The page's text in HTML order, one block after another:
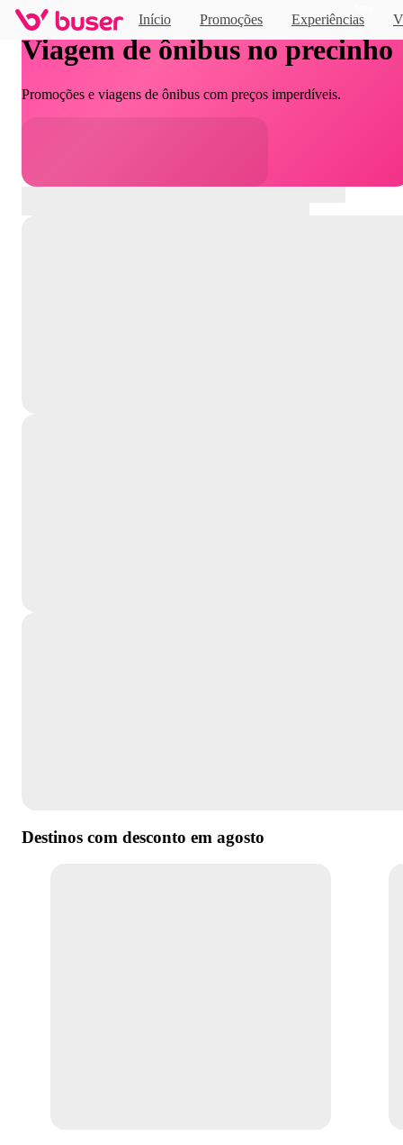
Início Promoções Experiências
Viagem de ônibus no precinho
Promoções e viagens de ônibus com preços imperdíveis.
Destinos com desconto em agosto